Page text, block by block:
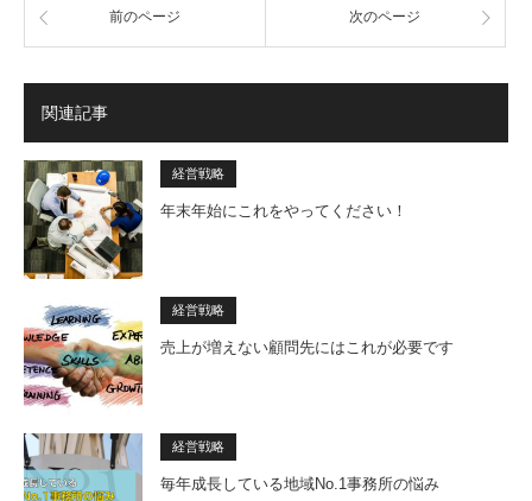
前のページ 次のページ
関連記事
経営戦略
年末年始にこれをやってください！
経営戦略
売上が増えない顧問先にはこれが必要です
経営戦略
毎年成長している地域No.1事務所の悩み